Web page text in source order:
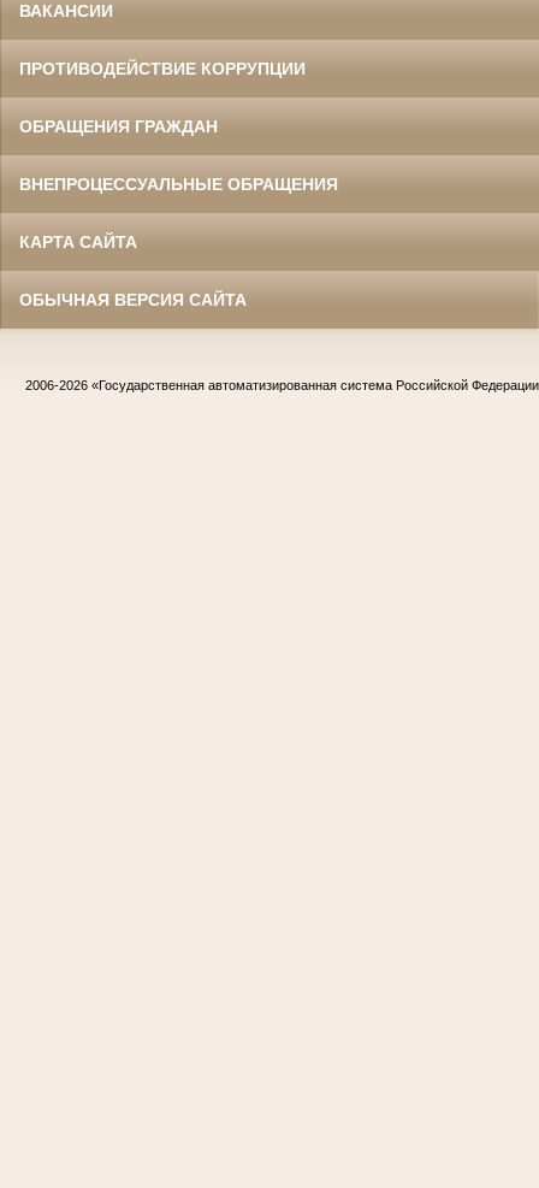
ВАКАНСИИ
ПРОТИВОДЕЙСТВИЕ КОРРУПЦИИ
ОБРАЩЕНИЯ ГРАЖДАН
ВНЕПРОЦЕССУАЛЬНЫЕ ОБРАЩЕНИЯ
КАРТА САЙТА
ОБЫЧНАЯ ВЕРСИЯ САЙТА
2006-2026 «Государственная автоматизированная система Российской